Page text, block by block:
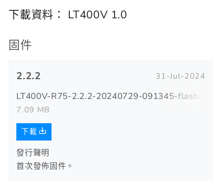
下載資料： LT400V 1.0
固件
2.2.2 31-Jul-2024
LT400V-R75-2.2.2-20240729-091345-flash.zip
7.09 MB
下載
發行聲明
首次發佈固件。